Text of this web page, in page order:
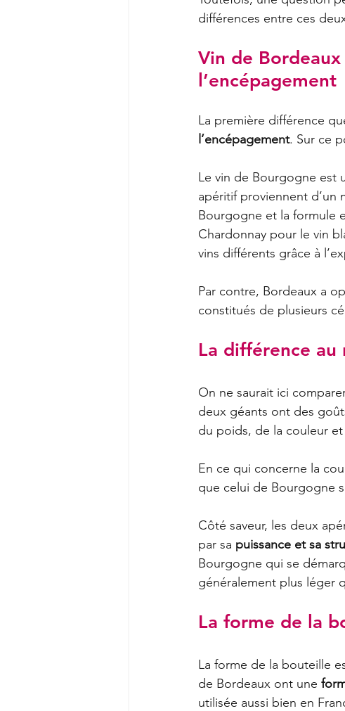
différences entre ces
Vin de
l’encépagement
La première différence
l’encépagement. Sur ce
Le vin de Bourgogne est
apéritif proviennent d’un
Bourgogne et la formule
Chardonnay pour le vin
vins différents grâce à
Par contre, Bordeaux a
constitués de plusieurs
La différence
On ne saurait ici
deux géants ont des
du poids, de la couleur et
En ce qui concerne la
que celui de Bourgogne
Côté saveur, les deux
par sa puissance et sa
Bourgogne qui se
généralement plus léger
La forme de la
La forme de la bouteille
de Bordeaux ont une
utilisée aussi bien en